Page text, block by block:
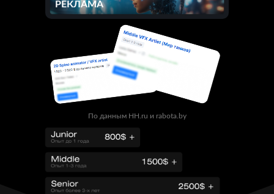
По данным HH.ru и rabota.by
РЕКЛАМА